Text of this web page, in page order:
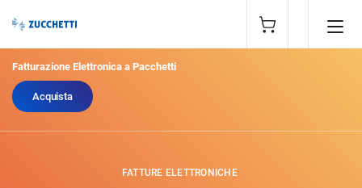
Fatturazione Elettronica a Pacchetti
Acquista
FATTURE ELETTRONICHE